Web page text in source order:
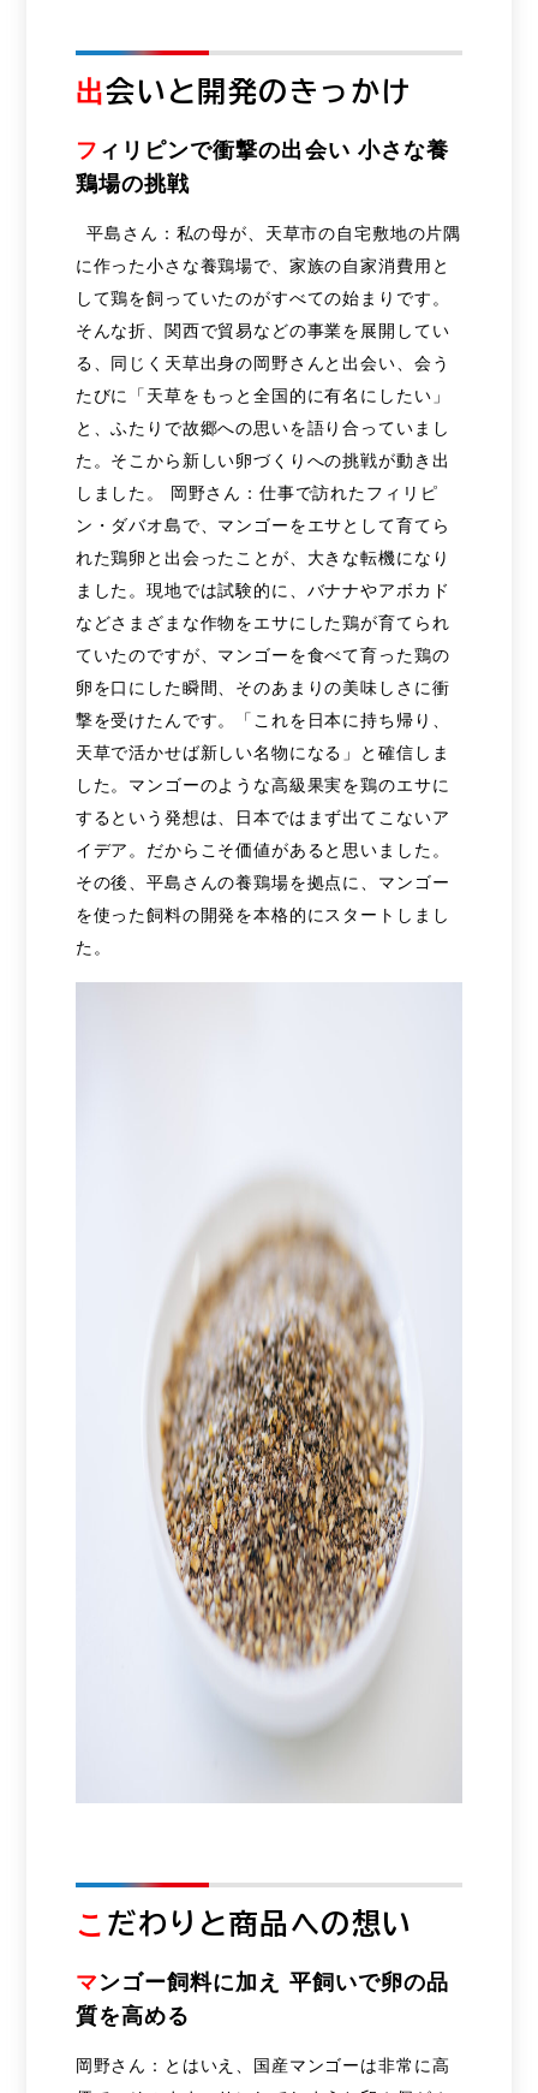
出会いと開発のきっかけ
フ ィリピンで衝撃の出会い 小さな養
鶏場の挑戦
平島さん：私の母が、天草市の自宅敷地の片隅
に作った小さな養鶏場で、家族の自家消費用と
して鶏を飼っていたのがすべての始まりです。
そんな折、関西で貿易などの事業を展開してい
る、同じく天草出身の岡野さんと出会い、会う
たびに「天草をもっと全国的に有名にしたい」
と、ふたりで故郷への思いを語り合っていまし
た。そこから新しい卵づくりへの挑戦が動き出
しました。 岡野さん：仕事で訪れたフィリピ
ン・ダバオ島で、マンゴーをエサとして育てら
れた鶏卵と出会ったことが、大きな転機になり
ました。現地では試験的に、バナナやアボカド
などさまざまな作物をエサにした鶏が育てられ
ていたのですが、マンゴーを食べて育った鶏の
卵を口にした瞬間、そのあまりの美味しさに衝
撃を受けたんです。「これを日本に持ち帰り、
天草で活かせば新しい名物になる」と確信しま
した。マンゴーのような高級果実を鶏のエサに
するという発想は、日本ではまず出てこないア
イデア。だからこそ価値があると思いました。
その後、平島さんの養鶏場を拠点に、マンゴー
を使った飼料の開発を本格的にスタートしまし
た。
こ だわりと商品への想い
マ ンゴー飼料に加え 平飼いで卵の品
質を高める
岡野さん：とはいえ、国産マンゴーは非常に高